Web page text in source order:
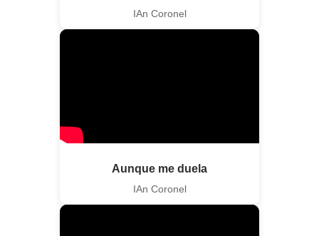
IAn Coronel
Aunque me duela
IAn Coronel